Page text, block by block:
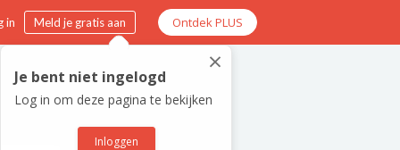
in Meld je gratis aan Ontdek PLUS
×
Je bent niet ingelogd
Log in om deze pagina te bekijken
Inloggen